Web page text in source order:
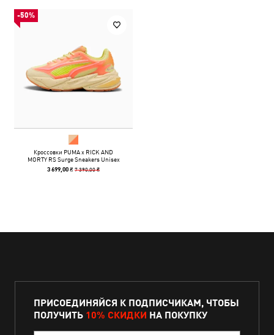
-50%
Кроссовки PUMA x RICK AND
MORTY RS Surge Sneakers Unisex
3 699,00 ₴7 390,00 ₴
ПРИСОЕДИНЯЙСЯ К ПОДПИСЧИКАМ, ЧТОБЫ
ПОЛУЧИТЬ 10% СКИДКИ НА ПОКУПКУ